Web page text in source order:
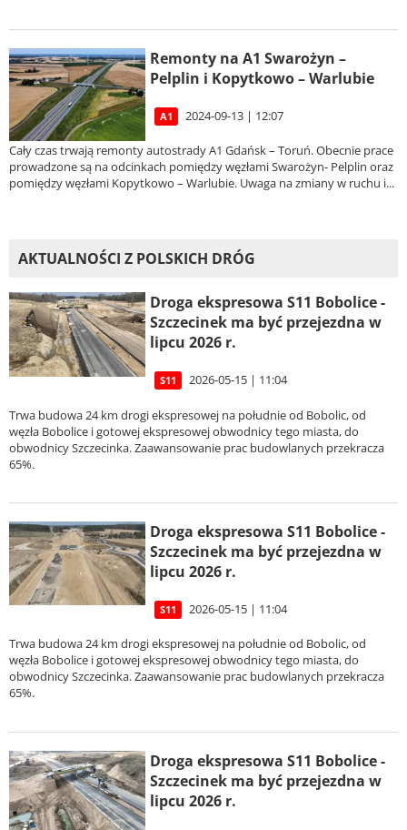
Remonty na A1 Swarożyn –
Pelplin i Kopytkowo – Warlubie
A1 2024-09-13 | 12:07
Cały czas trwają remonty autostrady A1 Gdańsk – Toruń. Obecnie prace
prowadzone są na odcinkach pomiędzy węzłami Swarożyn- Pelplin oraz
pomiędzy węzłami Kopytkowo – Warlubie. Uwaga na zmiany w ruchu i...
AKTUALNOŚCI Z POLSKICH DRÓG
Droga ekspresowa S11 Bobolice -
Szczecinek ma być przejezdna w
lipcu 2026 r.
S11 2026-05-15 | 11:04
Trwa budowa 24 km drogi ekspresowej na południe od Bobolic, od
węzła Bobolice i gotowej ekspresowej obwodnicy tego miasta, do
obwodnicy Szczecinka. Zaawansowanie prac budowlanych przekracza
65%.
Droga ekspresowa S11 Bobolice -
Szczecinek ma być przejezdna w
lipcu 2026 r.
S11 2026-05-15 | 11:04
Trwa budowa 24 km drogi ekspresowej na południe od Bobolic, od
węzła Bobolice i gotowej ekspresowej obwodnicy tego miasta, do
obwodnicy Szczecinka. Zaawansowanie prac budowlanych przekracza
65%.
Droga ekspresowa S11 Bobolice -
Szczecinek ma być przejezdna w
lipcu 2026 r.